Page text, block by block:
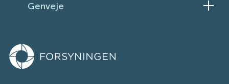
Skift elleverandør
Ansøg om vandrefusion
Få fjernvarme
Genveje
Tilgængelighedserklæring